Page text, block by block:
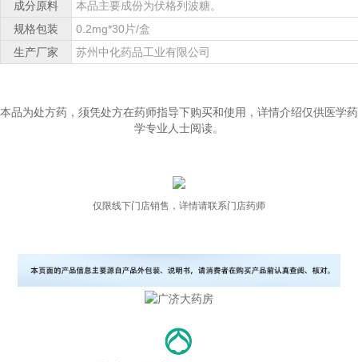
成分原料
本品主要成份为伏格列波糖。
规格包装
0.2mg*30片/盒
生产厂家
苏州中化药品工业有限公司
本品为处方药，须凭处方在药师指导下购买和使用，详情介绍仅供医学药
学专业人士阅读。
仅限线下门店销售，详情请联系门店药师